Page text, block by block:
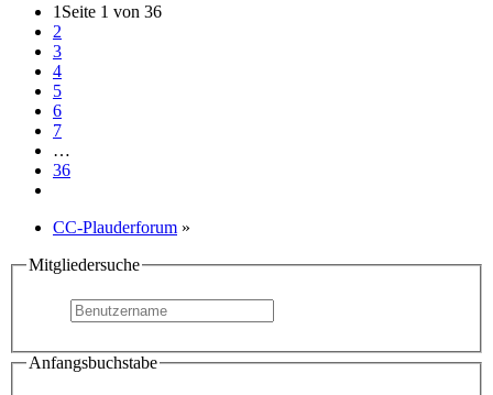
1 Seite 1 von 36
2
3
4
5
6
7
…
36
CC-Plauderforum »
Mitgliedersuche
Anfangsbuchstabe